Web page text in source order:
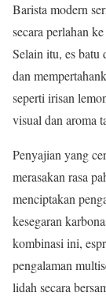
Barista modern
secara perlahan
Selain itu, es batu
dan
seperti irisan
visual dan aroma
Penyajian yang
merasakan rasa
menciptakan
kesegaran
kombinasi ini,
pengalaman
lidah secara